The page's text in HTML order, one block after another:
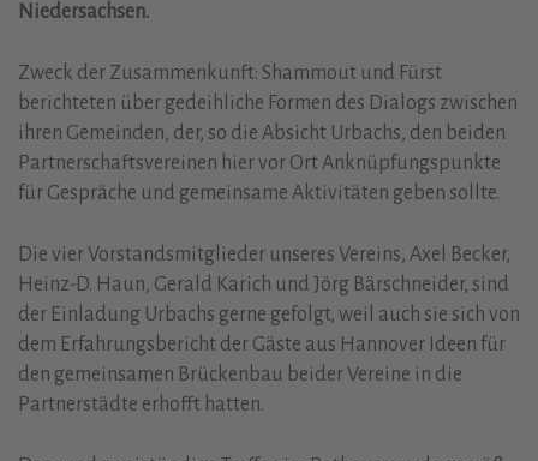
Niedersachsen.
Zweck der Zusammenkunft: Shammout und Fürst
berichteten über gedeihliche Formen des Dialogs zwischen
ihren Gemeinden, der, so die Absicht Urbachs, den beiden
Partnerschaftsvereinen hier vor Ort Anknüpfungspunkte
für Gespräche und gemeinsame Aktivitäten geben sollte.
Die vier Vorstandsmitglieder unseres Vereins, Axel Becker,
Heinz-D. Haun, Gerald Karich und Jörg Bärschneider, sind
der Einladung Urbachs gerne gefolgt, weil auch sie sich von
dem Erfahrungsbericht der Gäste aus Hannover Ideen für
den gemeinsamen Brückenbau beider Vereine in die
Partnerstädte erhofft hatten.